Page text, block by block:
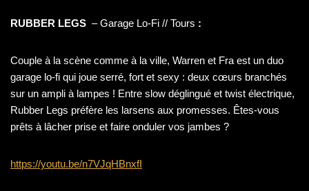
RUBBER LEGS – Garage Lo-Fi // Tours :
Couple à la scène comme à la ville, Warren et Fra est un duo
garage lo-fi qui joue serré, fort et sexy : deux cœurs branchés
sur un ampli à lampes ! Entre slow déglingué et twist électrique,
Rubber Legs préfère les larsens aux promesses. Êtes-vous
prêts à lâcher prise et faire onduler vos jambes ?
https://youtu.be/n7VJqHBnxfI